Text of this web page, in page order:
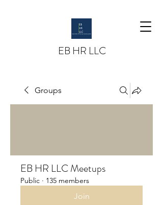
EB HR LLC
Groups
EB HR LLC Meetups
Public · 135 members
Join